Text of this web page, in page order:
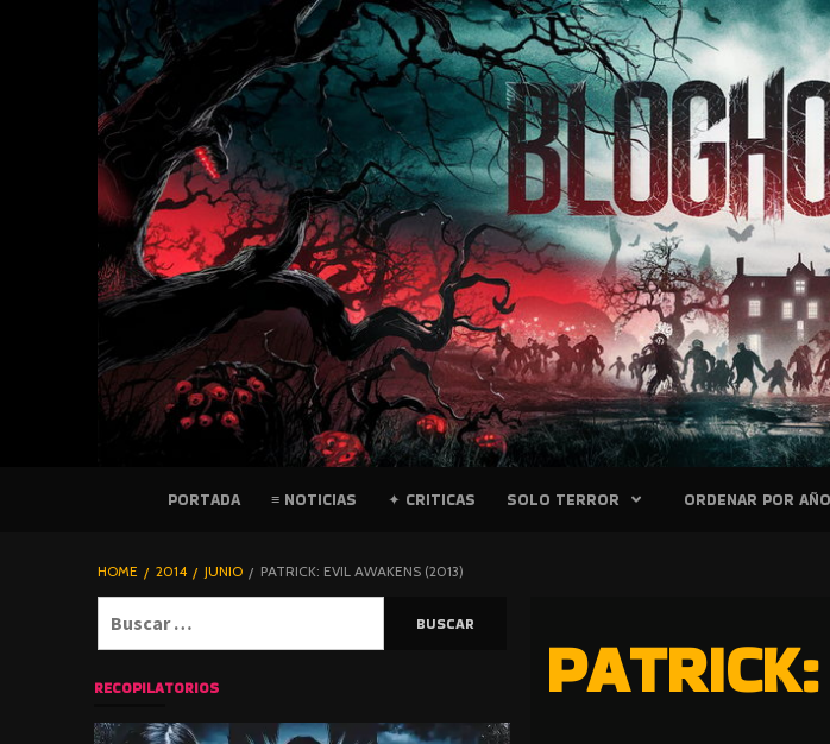
PELICULAS
BLOGHORROR
⋆
PORTADA ≡ NOTICIAS ✦ CRITICAS SOLO TERROR ORDENAR POR AÑO
HOME 2014 JUNIO PATRICK: EVIL AWAKENS (2013)
RECOPILATORIOS